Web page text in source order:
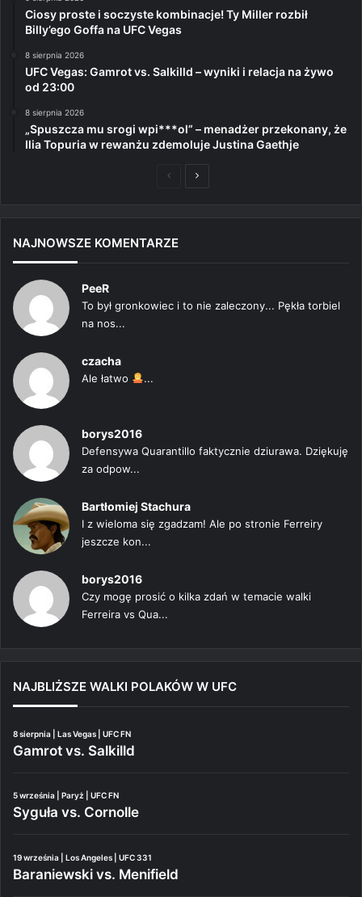
Ciosy proste i soczyste kombinacje! Ty Miller rozbił
Billy’ego Goffa na UFC Vegas
8 sierpnia 2026
UFC Vegas: Gamrot vs. Salkilld – wyniki i relacja na żywo
od 23:00
8 sierpnia 2026
„Spuszcza mu srogi wpi***ol” – menadżer przekonany, że
Ilia Topuria w rewanżu zdemoluje Justina Gaethje
PoprzedniaNastępna
NAJNOWSZE KOMENTARZE
PeeR
To był gronkowiec i to nie zaleczony... Pękła torbiel
na nos...
czacha
Ale łatwo ...
borys2016
Defensywa Quarantillo faktycznie dziurawa. Dziękuję
za odpow...
Bartłomiej Stachura
I z wieloma się zgadzam! Ale po stronie Ferreiry
jeszcze kon...
borys2016
Czy mogę prosić o kilka zdań w temacie walki
Ferreira vs Qua...
NAJBLIŻSZE WALKI POLAKÓW W UFC
8 sierpnia | Las Vegas | UFC FN
Gamrot vs. Salkilld
5 września | Paryż | UFC FN
Syguła vs. Cornolle
19 września | Los Angeles | UFC 331
Baraniewski vs. Menifield